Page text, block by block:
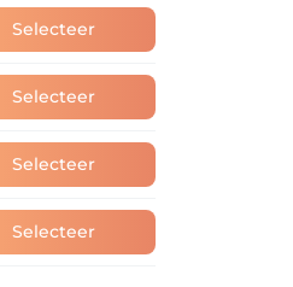
Selecteer
Selecteer
Selecteer
Selecteer